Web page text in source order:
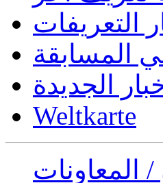
التعريفات
المسابقة
الجديدة
Weltkarte
/ المعاونات